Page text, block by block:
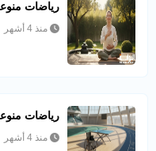
رياضات
منذ 4 أشهر
رياضات
منذ 4 أشهر